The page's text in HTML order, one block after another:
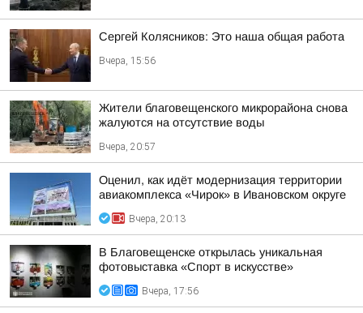
Сергей Колясников: Это наша общая работа
Вчера, 15:56
Жители благовещенского микрорайона снова
жалуются на отсутствие воды
Вчера, 20:57
Оценил, как идёт модернизация территории
авиакомплекса «Чирок» в Ивановском округе
Вчера, 20:13
В Благовещенске открылась уникальная
фотовыставка «Спорт в искусстве»
Вчера, 17:56